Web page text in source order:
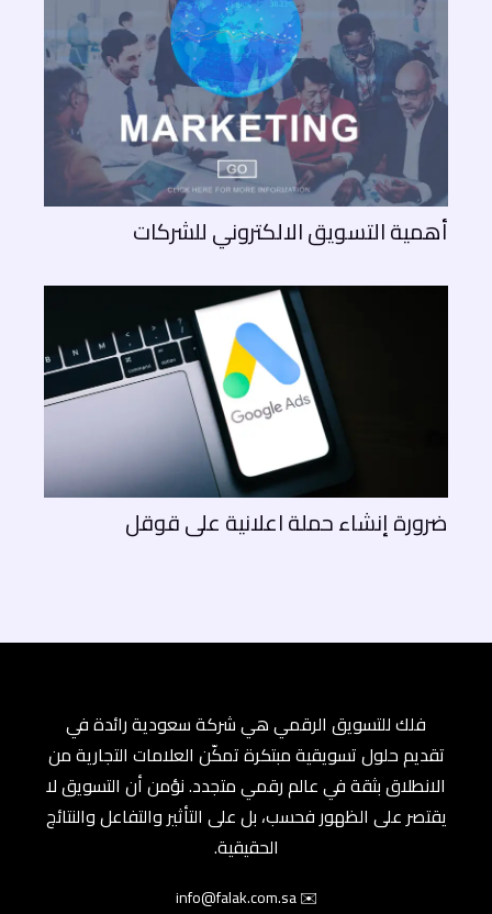
أهمية التسويق الالكتروني للشركات
ضرورة إنشاء حملة اعلانية على قوقل
فلك للتسويق الرقمي هي شركة سعودية رائدة في
تقديم حلول تسويقية مبتكرة تمكّن العلامات التجارية من
الانطلاق بثقة في عالم رقمي متجدد. نؤمن أن التسويق لا
يقتصر على الظهور فحسب، بل على التأثير والتفاعل والنتائج
الحقيقية.
✉️ info@falak.com.sa